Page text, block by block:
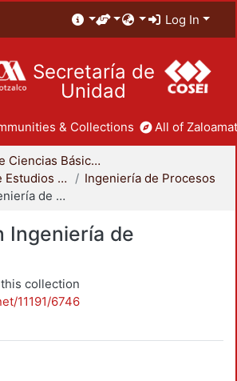
Log In
Secretaría de
Unidad
& Collections All of
División de Ciencias Básicas e Ingeniería
Coordinación de Estudios de Posgrado - CBI
Ingeniería de Procesos
Maestría en Ingeniería de Procesos
Ingeniería de
collection
11191/6746